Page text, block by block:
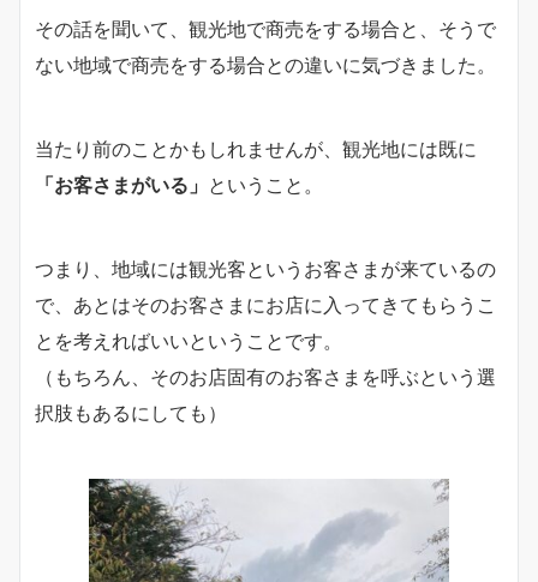
その話を聞いて、観光地で商売をする場合と、そうで
ない地域で商売をする場合との違いに気づきました。
当たり前のことかもしれませんが、観光地には既に
「お客さまがいる」 ということ。
つまり、地域には観光客というお客さまが来ているの
で、あとはそのお客さまにお店に入ってきてもらうこ
とを考えればいいということです。
（もちろん、そのお店固有のお客さまを呼ぶという選
択肢もあるにしても）